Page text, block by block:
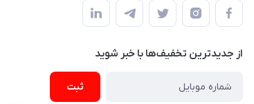
از جدید‌ترین تخفیف‌ها با‌ خبر شوید
ثبت